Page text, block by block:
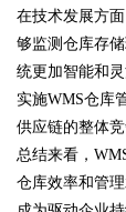
!
在技术发展方
够监测仓库存
统更加智能和
实施WMS仓库
供应链的整体
总结来看，
仓库效率和管